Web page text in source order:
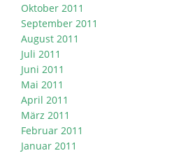
Oktober 2011
September 2011
August 2011
Juli 2011
Juni 2011
Mai 2011
April 2011
März 2011
Februar 2011
Januar 2011